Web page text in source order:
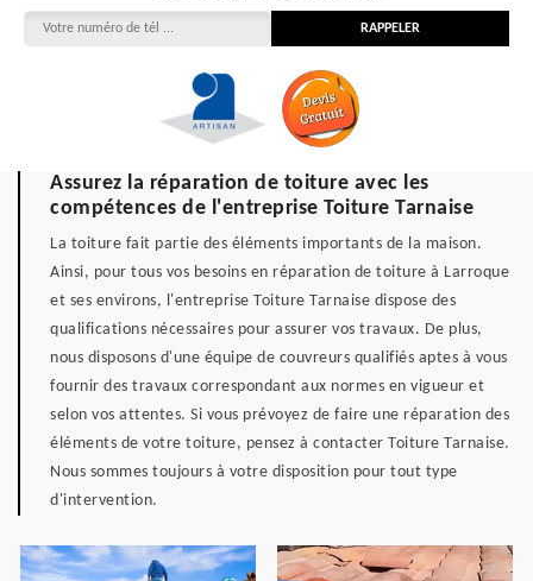
Assurez la réparation de toiture avec les
compétences de l'entreprise Toiture Tarnaise
La toiture fait partie des éléments importants de la maison.
Ainsi, pour tous vos besoins en réparation de toiture à Larroque
et ses environs, l'entreprise Toiture Tarnaise dispose des
qualifications nécessaires pour assurer vos travaux. De plus,
nous disposons d'une équipe de couvreurs qualifiés aptes à vous
fournir des travaux correspondant aux normes en vigueur et
selon vos attentes. Si vous prévoyez de faire une réparation des
éléments de votre toiture, pensez à contacter Toiture Tarnaise.
Nous sommes toujours à votre disposition pour tout type
d'intervention.